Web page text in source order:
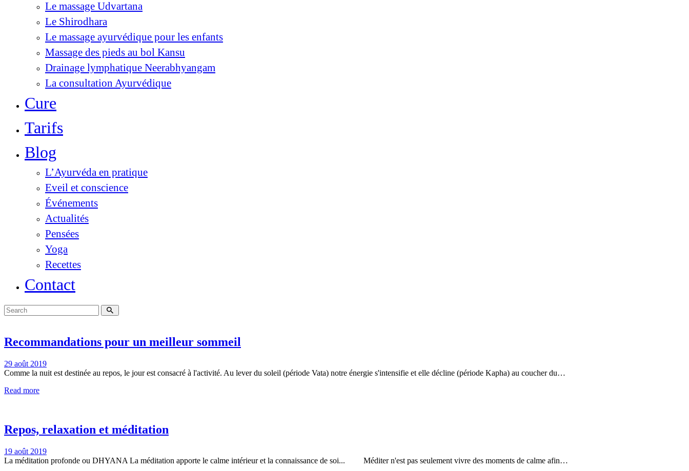
Le massage Udvartana
Le Shirodhara
Le massage ayurvédique pour les enfants
Massage des pieds au bol Kansu
Drainage lymphatique Neerabhyangam
La consultation Ayurvédique
Cure
Tarifs
Blog
L’Ayurvéda en pratique
Eveil et conscience
Événements
Actualités
Pensées
Yoga
Recettes
Contact
Recommandations pour un meilleur sommeil
29 août 2019
Comme la nuit est destinée au repos, le jour est consacré à l'activité. Au lever du soleil (période Vata) notre énergie s'intensifie et elle décline (période Kapha) au coucher du…
Read more
Repos, relaxation et méditation
19 août 2019
La méditation profonde ou DHYANA La méditation apporte le calme intérieur et la connaissance de soi... Méditer n'est pas seulement vivre des moments de calme afin…